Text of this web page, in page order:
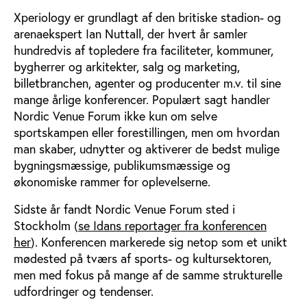
Xperiology er grundlagt af den britiske stadion- og
arenaekspert Ian Nuttall, der hvert år samler
hundredvis af topledere fra faciliteter, kommuner,
bygherrer og arkitekter, salg og marketing,
billetbranchen, agenter og producenter m.v. til sine
mange årlige konferencer. Populært sagt handler
Nordic Venue Forum ikke kun om selve
sportskampen eller forestillingen, men om hvordan
man skaber, udnytter og aktiverer de bedst mulige
bygningsmæssige, publikumsmæssige og
økonomiske rammer for oplevelserne.
Sidste år fandt Nordic Venue Forum sted i
Stockholm (se Idans reportager fra konferencen
her). Konferencen markerede sig netop som et unikt
mødested på tværs af sports- og kultursektoren,
men med fokus på mange af de samme strukturelle
udfordringer og tendenser.